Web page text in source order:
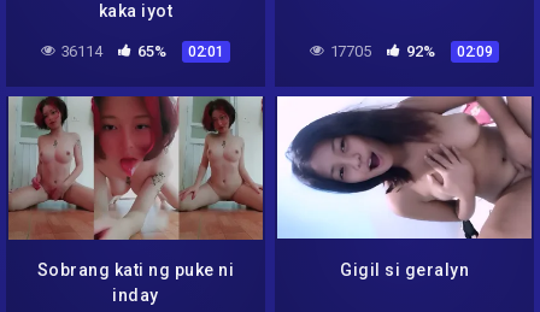
kaka iyot
36114 65% 02:01 17705 92% 02:09
Sobrang kati ng puke ni
inday
Gigil si geralyn